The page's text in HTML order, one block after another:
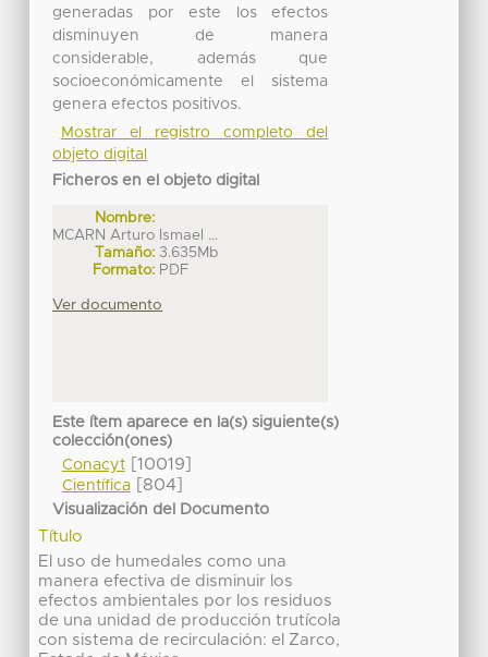
generadas por este los efectos
disminuyen de manera
considerable, además que
socioeconómicamente el sistema
genera efectos positivos.
Mostrar el registro completo del
objeto digital
Ficheros en el objeto digital
Nombre:
MCARN Arturo Ismael ...
Tamaño: 3.635Mb
Formato: PDF
Ver documento
Este ítem aparece en la(s) siguiente(s)
colección(ones)
Conacyt[10019]
Científica[804]
Visualización del Documento
Título
El uso de humedales como una
manera efectiva de disminuir los
efectos ambientales por los residuos
de una unidad de producción trutícola
con sistema de recirculación: el Zarco,